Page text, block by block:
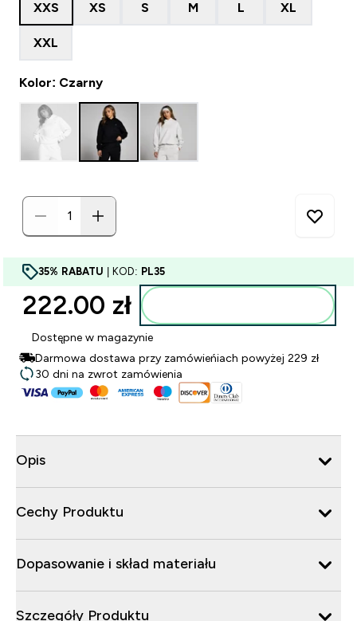
XXS XS S M L XL
XXL
Kolor: Czarny
35% RABATU | KOD: PL35
222.00 zł‎
Dostępne w magazynie
Darmowa dostawa przy zamówieńiach powyżej 229 zł
30 dni na zwrot zamówienia
Opis
Cechy Produktu
Dopasowanie i skład materiału
Szczegóły Produktu